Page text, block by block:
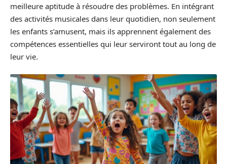
meilleure aptitude à résoudre des problèmes. En intégrant
des activités musicales dans leur quotidien, non seulement
les enfants s’amusent, mais ils apprennent également des
compétences essentielles qui leur serviront tout au long de
leur vie.